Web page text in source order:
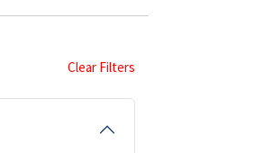
Clear Filters